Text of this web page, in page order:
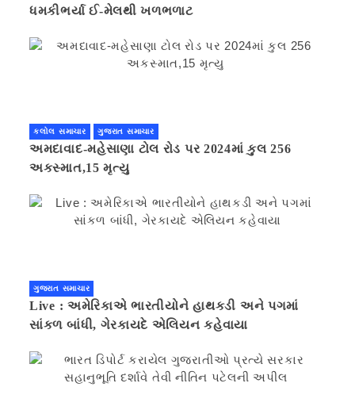
ધમકીભર્યા ઈ-મેલથી ખળભળાટ
કલોલ સમાચાર ગુજરાત સમાચાર
અમદાવાદ-મહેસાણા ટોલ રોડ પર 2024માં કુલ 256
અકસ્માત,15 મૃત્યુ
ગુજરાત સમાચાર
Live : અમેરિકાએ ભારતીયોને હાથકડી અને પગમાં
સાંકળ બાંધી, ગેરકાયદે એલિયન કહેવાયા